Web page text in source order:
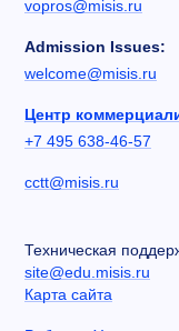
vopros@misis.ru
Admission Issues:
welcome@misis.ru
Центр
+7 495 638-46-57
cctt@misis.ru
Техническая
site@edu.misis.ru
Карта сайта